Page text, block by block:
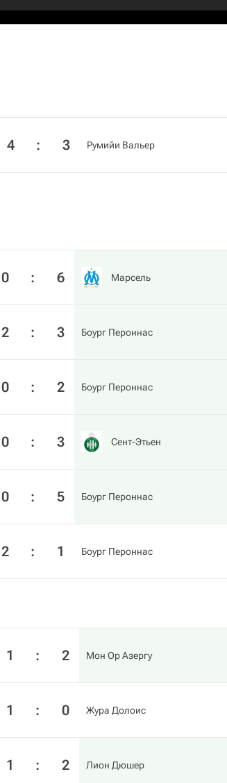
4 : 3 Румийи Вальер
0 : 6 Марсель
2 : 3 Боург Пероннас
0 : 2 Боург Пероннас
0 : 3 Сент-Этьен
0 : 5 Боург Пероннас
2 : 1 Боург Пероннас
1 : 2 Мон Ор Азергу
1 : 0 Жура Долоис
1 : 2 Лион Дюшер